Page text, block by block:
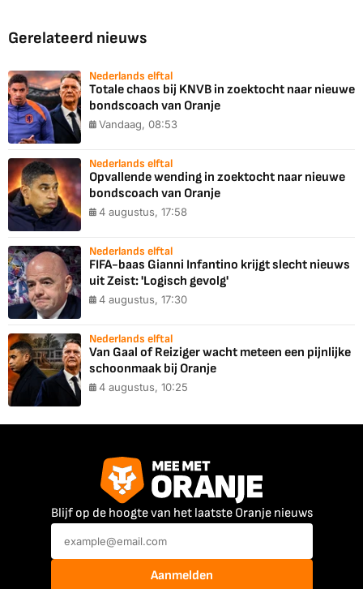
Gerelateerd nieuws
Nederlands elftal
Totale chaos bij KNVB in zoektocht naar nieuwe
bondscoach van Oranje
Vandaag, 08:53
Nederlands elftal
Opvallende wending in zoektocht naar nieuwe
bondscoach van Oranje
4 augustus, 17:58
Nederlands elftal
FIFA-baas Gianni Infantino krijgt slecht nieuws
uit Zeist: 'Logisch gevolg'
4 augustus, 17:30
Nederlands elftal
Van Gaal of Reiziger wacht meteen een pijnlijke
schoonmaak bij Oranje
4 augustus, 10:25
Blijf op de hoogte van het laatste Oranje nieuws
Aanmelden